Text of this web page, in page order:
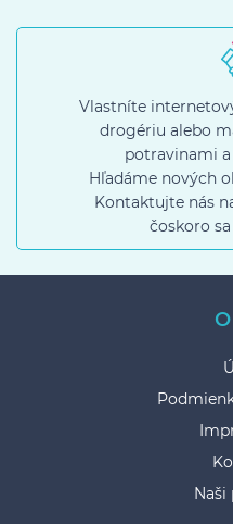
Vlastníte
drogériu alebo
potravinami
Hľadáme nových
Kontaktujte nás
čoskoro
Naši